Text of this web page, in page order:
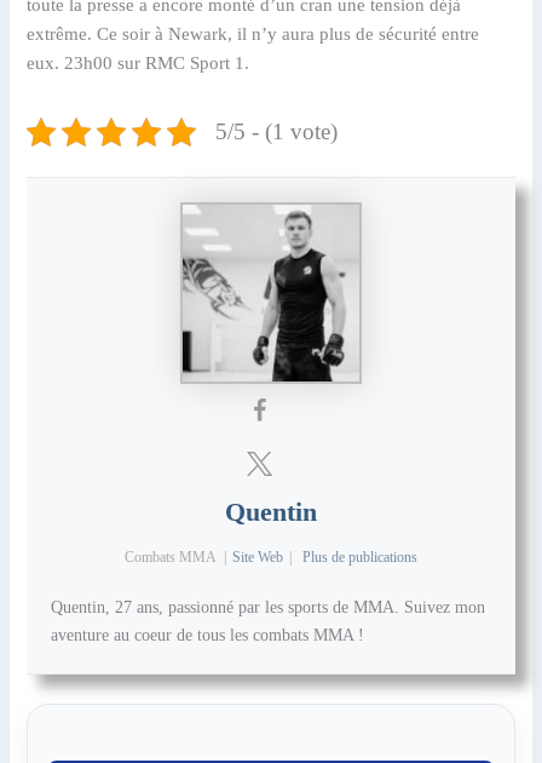
toute la presse a encore monté d’un cran une tension déjà
extrême. Ce soir à Newark, il n’y aura plus de sécurité entre
eux. 23h00 sur RMC Sport 1.
5/5 - (1 vote)
Quentin
Combats MMA | Site Web | Plus de publications
Quentin, 27 ans, passionné par les sports de MMA. Suivez mon
aventure au coeur de tous les combats MMA !